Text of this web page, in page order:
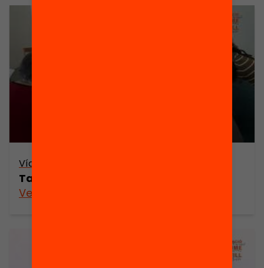
Vídeo
Taller dels jocs i el joc – MARINVA
Veure’n més